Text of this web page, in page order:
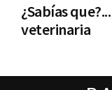
¿Sabías
veterinaria